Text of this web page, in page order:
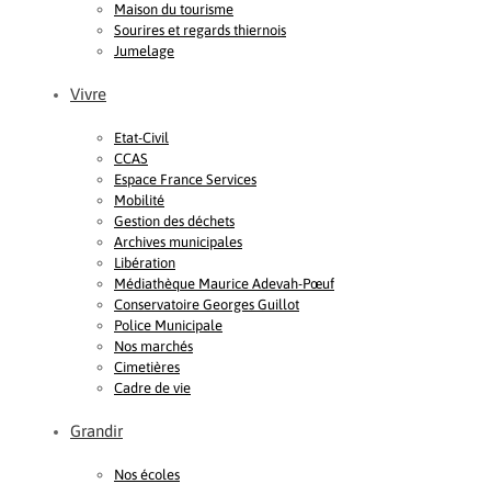
Maison du tourisme
Sourires et regards thiernois
Jumelage
Vivre
Etat-Civil
CCAS
Espace France Services
Mobilité
Gestion des déchets
Archives municipales
Libération
Médiathèque Maurice Adevah-Pœuf
Conservatoire Georges Guillot
Police Municipale
Nos marchés
Cimetières
Cadre de vie
Grandir
Nos écoles